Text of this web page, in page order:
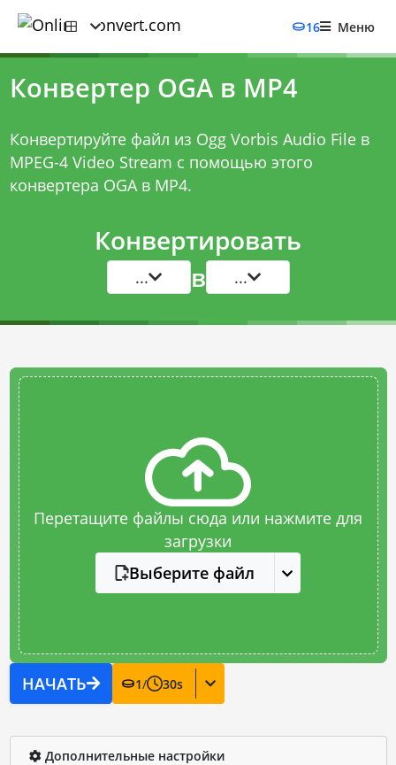
16 Меню
Конвертер OGA в MP4
Конвертируйте файл из Ogg Vorbis Audio File в
MPEG-4 Video Stream с помощью этого
конвертера OGA в MP4.
Конвертировать
... в ...
Перетащите файлы сюда или нажмите для
загрузки
Выберите файл
НАЧАТЬ 1/ 30s
Дополнительные настройки